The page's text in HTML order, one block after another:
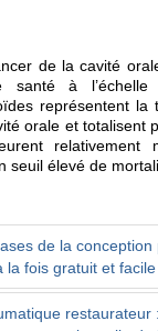
de la cavité
santé à l’échelle
représentent la
orale et totalisent
relativement
seuil élevé de
de la conception
la fois gratuit et facile
restaurateur